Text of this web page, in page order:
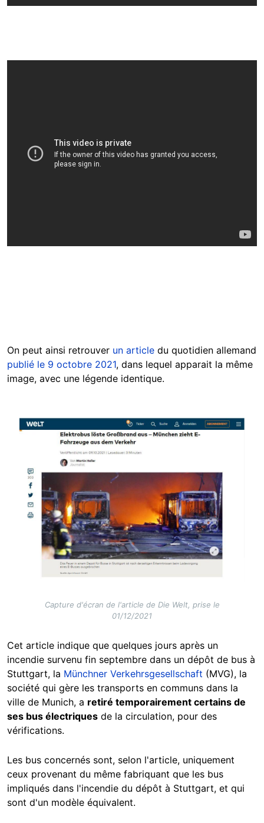
On peut ainsi retrouver un article du quotidien allemand
publié le 9 octobre 2021, dans lequel apparait la même
image, avec une légende identique.
Image
Capture d'écran de l'article de Die Welt, prise le
01/12/2021
Cet article indique que quelques jours après un
incendie survenu fin septembre dans un dépôt de bus à
Stuttgart, la Münchner Verkehrsgesellschaft (MVG), la
société qui gère les transports en communs dans la
ville de Munich, a retiré temporairement certains de
ses bus électriques de la circulation, pour des
vérifications.
Les bus concernés sont, selon l'article, uniquement
ceux provenant du même fabriquant que les bus
impliqués dans l'incendie du dépôt à Stuttgart, et qui
sont d'un modèle équivalent.